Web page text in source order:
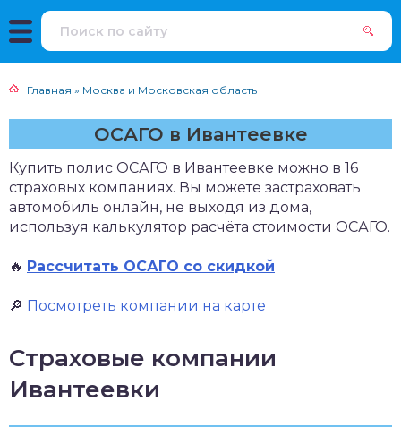
Главная » Москва и Московская область
ОСАГО в Ивантеевке
Купить полис ОСАГО в Ивантеевке можно в 16
страховых компаниях. Вы можете застраховать
автомобиль онлайн, не выходя из дома,
используя калькулятор расчёта стоимости ОСАГО.
🔥 Рассчитать ОСАГО со скидкой
🔎 Посмотреть компании на карте
Страховые компании
Ивантеевки